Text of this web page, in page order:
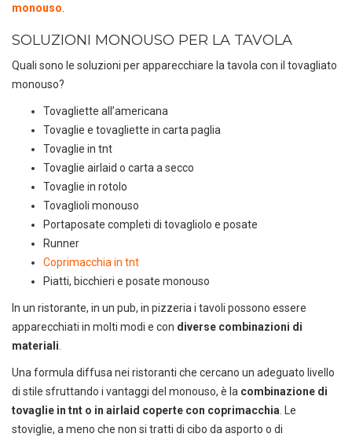
monouso
SOLUZIONI MONOUSO PER LA TAVOLA
Quali sono le soluzioni per apparecchiare la tavola con il tovagliato
monouso?
Tovagliette all’americana
Tovaglie e tovagliette in carta paglia
Tovaglie in tnt
Tovaglie airlaid o carta a secco
Tovaglie in rotolo
Tovaglioli monouso
Portaposate completi di tovagliolo e posate
Runner
Coprimacchia in tnt
Piatti, bicchieri e posate monouso
In un ristorante, in un pub, in pizzeria i tavoli possono essere
apparecchiati in molti modi e con diverse combinazioni di
materiali
Una formula diffusa nei ristoranti che cercano un adeguato livello
di stile sfruttando i vantaggi del monouso, è la combinazione di
tovaglie in tnt o in airlaid coperte con coprimacchia . Le
stoviglie, a meno che non si tratti di cibo da asporto o di